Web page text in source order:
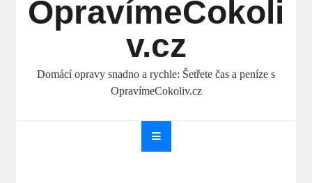
OpravímeCokoli
v.cz
Domácí opravy snadno a rychle: Šetřete čas a peníze s
OpravímeCokoliv.cz